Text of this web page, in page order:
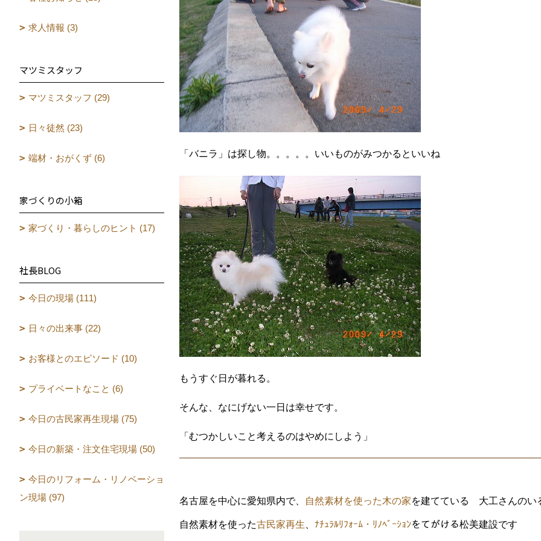
「バニラ」は探し物。。。。。いいものがみつかるといいね
もうすぐ日が暮れる。
そんな、なにげない一日は幸せです。
「むつかしいこと考えるのはやめにしよう」
名古屋を中心に愛知県内で、 自然素材を使った木の家を建てている 大工さんのい
自然素材を使った古民家再生 ﾅﾁｭﾗﾙﾘﾌｫｰﾑ・ﾘﾉﾍﾞｰｼｮﾝをてがける松美建設です
求人情報 (3)
マツミスタッフ
マツミスタッフ (29)
日々徒然 (23)
端材・おがくず (6)
家づくりの小箱
家づくり・暮らしのヒント (17)
社長BLOG
今日の現場 (111)
日々の出来事 (22)
お客様とのエピソード (10)
プライベートなこと (6)
今日の古民家再生現場 (75)
今日の新築・注文住宅現場 (50)
今日のリフォーム・リノベーショ
ン現場 (97)